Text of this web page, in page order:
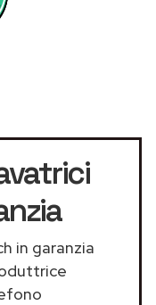
in garanzia